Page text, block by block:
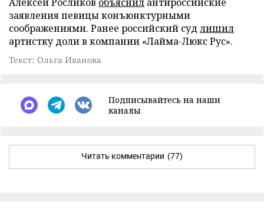
заявления певицы конъюнктурными
соображениями. Ранее российский суд лишил
артистку доли в компании «Лайма-Люкс Рус».
Текст: Ольга Иванова
Подписывайтесь на наши
каналы
Читать комментарии (77)